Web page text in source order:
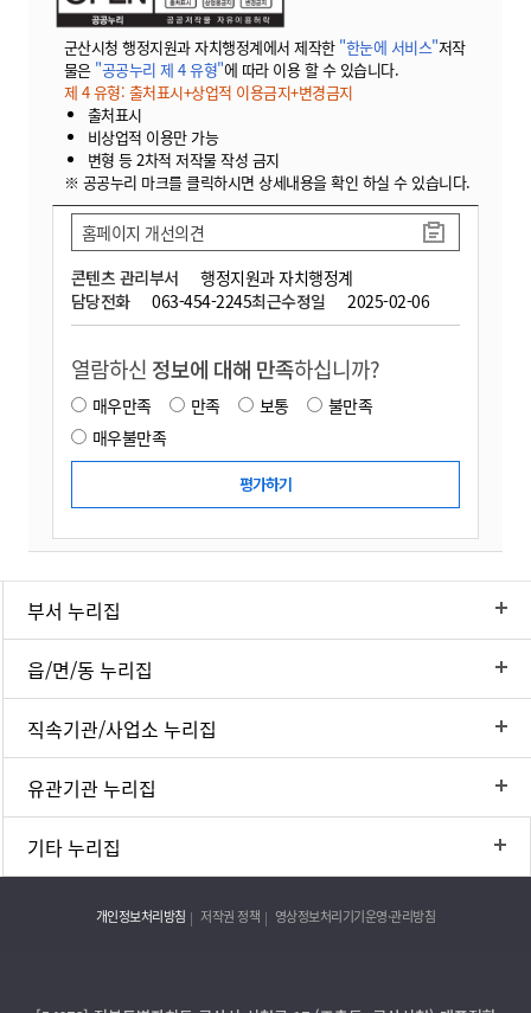
군산시청 행정지원과 자치행정계에서 제작한 "한눈에 서비스"저작
물은 "공공누리 제 4 유형"에 따라 이용 할 수 있습니다.
제 4 유형: 출처표시+상업적 이용금지+변경금지
출처표시
비상업적 이용만 가능
변형 등 2차적 저작물 작성 금지
※ 공공누리 마크를 클릭하시면 상세내용을 확인 하실 수 있습니다.
콘텐츠 관리부서
행정지원과 자치행정계
담당전화
063-454-2245최근수정일 2025-02-06
홈페이지 개선의견
열람하신 정보에 대해 만족하십니까?
매우만족 만족 보통
불만족
매우불만족
부서 누리집
읍/면/동 누리집
직속기관/사업소 누리집
유관기관 누리집
기타 누리집
개인정보처리방침 저작권 정책 영상정보처리기기운영·관리방침